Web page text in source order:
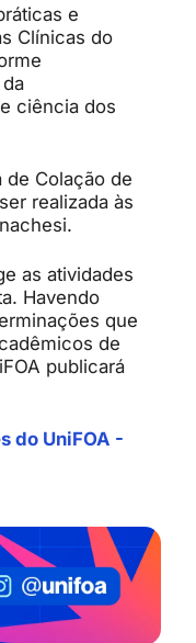
e
Clínicas do
ciência dos
de Colação de
realizada às
as atividades
Havendo
que
de
publicará
do UniFOA -